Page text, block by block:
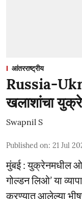
आंतरराष्ट्रीय
Russia-
खलाशांचा
Swapnil S
Published on: 21 Jul
मुंबई : युक्रेनमधील
गोल्डन लिओ’ या
करण्यात आलेल्या